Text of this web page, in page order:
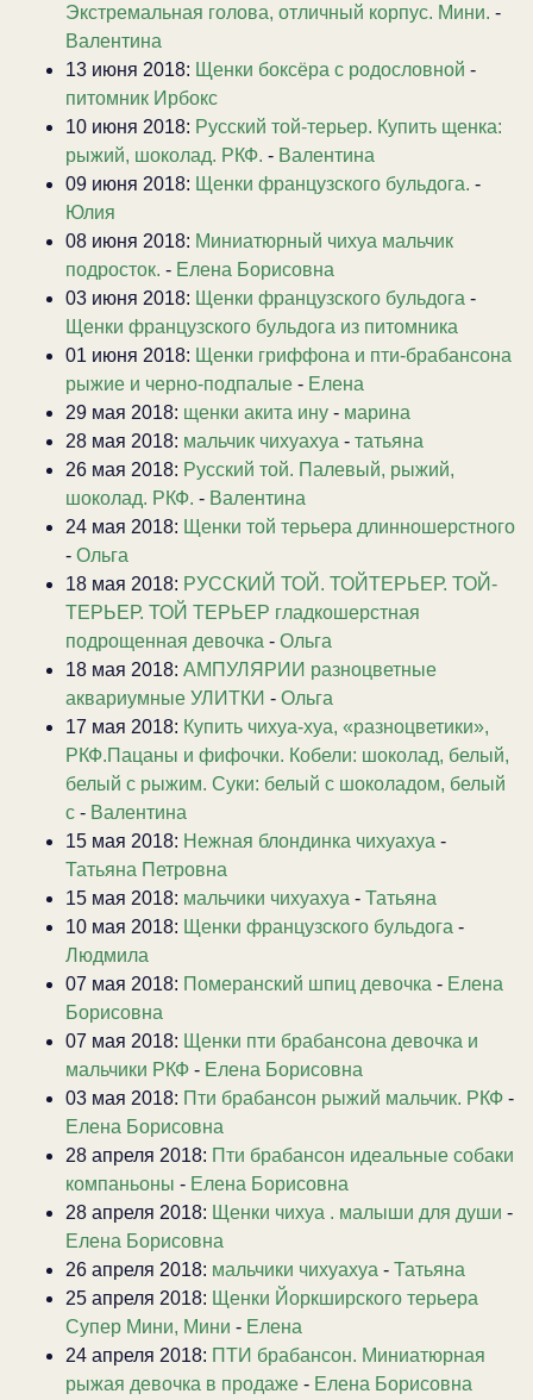
Экстремальная голова, отличный корпус. Мини. -
Валентина
13 июня 2018: Щенки боксёра с родословной -
питомник Ирбокс
10 июня 2018: Русский той-терьер. Купить щенка:
рыжий, шоколад. РКФ. - Валентина
09 июня 2018: Щенки французского бульдога. -
Юлия
08 июня 2018: Миниатюрный чихуа мальчик
подросток. - Елена Борисовна
03 июня 2018: Щенки французского бульдога -
Щенки французского бульдога из питомника
01 июня 2018: Щенки гриффона и пти-брабансона
рыжие и черно-подпалые - Елена
29 мая 2018: щенки акита ину - марина
28 мая 2018: мальчик чихуахуа - татьяна
26 мая 2018: Русский той. Палевый, рыжий,
шоколад. РКФ. - Валентина
24 мая 2018: Щенки той терьера длинношерстного
- Ольга
18 мая 2018: РУССКИЙ ТОЙ. ТОЙТЕРЬЕР. ТОЙ-
ТЕРЬЕР. ТОЙ ТЕРЬЕР гладкошерстная
подрощенная девочка - Ольга
18 мая 2018: АМПУЛЯРИИ разноцветные
аквариумные УЛИТКИ - Ольга
17 мая 2018: Купить чихуа-хуа, «разноцветики»,
РКФ.Пацаны и фифочки. Кобели: шоколад, белый,
белый с рыжим. Суки: белый с шоколадом, белый
с - Валентина
15 мая 2018: Нежная блондинка чихуахуа -
Татьяна Петровна
15 мая 2018: мальчики чихуахуа - Татьяна
10 мая 2018: Щенки французского бульдога -
Людмила
07 мая 2018: Померанский шпиц девочка - Елена
Борисовна
07 мая 2018: Щенки пти брабансона девочка и
мальчики РКФ - Елена Борисовна
03 мая 2018: Пти брабансон рыжий мальчик. РКФ -
Елена Борисовна
28 апреля 2018: Пти брабансон идеальные собаки
компаньоны - Елена Борисовна
28 апреля 2018: Щенки чихуа . малыши для души -
Елена Борисовна
26 апреля 2018: мальчики чихуахуа - Татьяна
25 апреля 2018: Щенки Йоркширского терьера
Супер Мини, Мини - Елена
24 апреля 2018: ПТИ брабансон. Миниатюрная
рыжая девочка в продаже - Елена Борисовна